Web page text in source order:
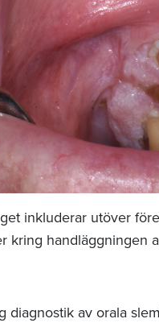
inkluderar utöver
kring handläggningen
diagnostik av orala